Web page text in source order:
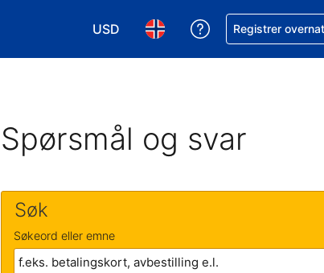
USD
Velg valuta. Du har valgt
Velg språk. Du har valgt
Få hjelp med
Registrer
Spørsmål og svar
Søk
Søkeord eller emne